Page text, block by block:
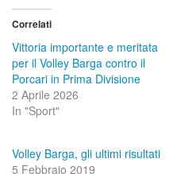
Correlati
Vittoria importante e meritata
per il Volley Barga contro il
Porcari in Prima Divisione
2 Aprile 2026
In "Sport"
Volley Barga, gli ultimi risultati
5 Febbraio 2019